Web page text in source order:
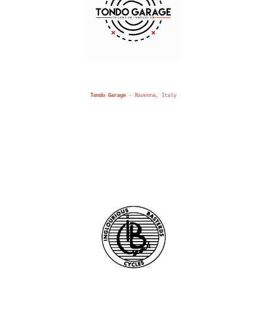
Tondo Garage- Ravenna, Italy